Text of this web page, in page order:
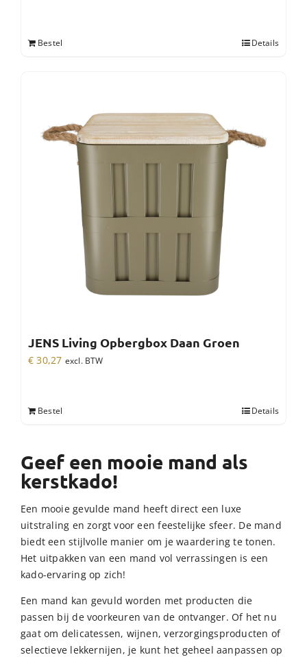
Bestel Details
JENS Living Opbergbox Daan Groen
€ 30,27 excl. BTW
Bestel Details
Geef een mooie mand als
kerstkado!
Een mooie gevulde mand heeft direct een luxe
uitstraling en zorgt voor een feestelijke sfeer. De mand
biedt een stijlvolle manier om je waardering te tonen.
Het uitpakken van een mand vol verrassingen is een
kado-ervaring op zich!
Een mand kan gevuld worden met producten die
passen bij de voorkeuren van de ontvanger. Of het nu
gaat om delicatessen, wijnen, verzorgingsproducten of
selectieve lekkernijen, je kunt het geheel aanpassen op